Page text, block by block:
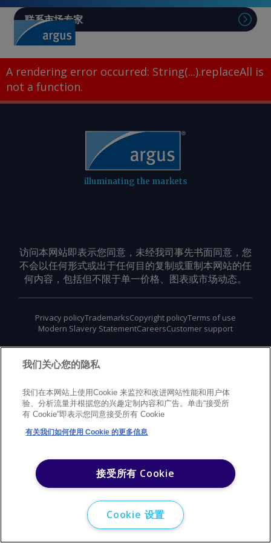
联系市场专家
A rendering error occurred: String(...).replaceAll is
not a function.
illuminating the markets
访问本网站即表示您同意，未经我司事先书面同意，您
不会以任何形式或出于任何目的复制或重制本网站的任
何内容，包括但不限于单一价格、图表或市场动态。
©2026Argus Media Group Copyright
Privacy policyTrademarksCopyright policyTerms of use
Modern Slavery StatementCareersCustomer support
我们关心您的隐私
我们在本网站上使用Cookie 来监控和改进网站性能和用户体
验、分析流量并根据您的兴趣定制内容和广告。单击“接受所
有 Cookie”即表示您同意接受所有 Cookie
有关我们如何使用 Cookie 的更多信息
接受所有 Cookie
Cookie 设置